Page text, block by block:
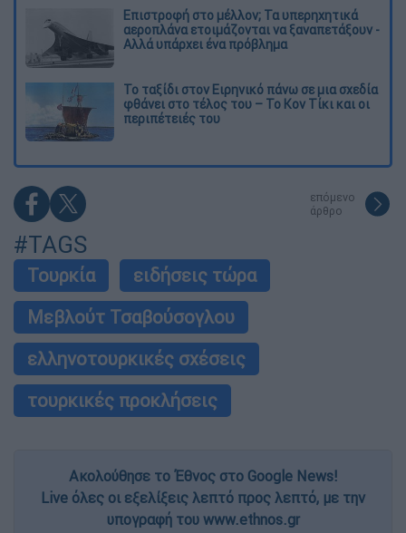
Επιστροφή στο μέλλον; Τα υπερηχητικά
αεροπλάνα ετοιμάζονται να ξαναπετάξουν -
Αλλά υπάρχει ένα πρόβλημα
Το ταξίδι στον Ειρηνικό πάνω σε μια σχεδία
φθάνει στο τέλος του – Το Κον Τίκι και οι
περιπέτειές του
επόμενο
άρθρο
#TAGS
Τουρκία
ειδήσεις τώρα
Μεβλούτ Τσαβούσογλου
ελληνοτουρκικές σχέσεις
τουρκικές προκλήσεις
Ακολούθησε το Έθνος στο Google News!
Live όλες οι εξελίξεις λεπτό προς λεπτό, με την
υπογραφή του www.ethnos.gr